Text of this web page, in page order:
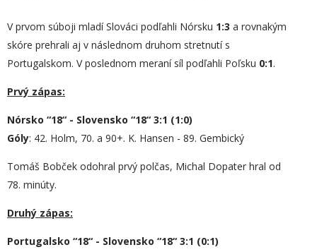
V prvom súboji mladí Slováci podľahli Nórsku 1:3 a rovnakým
skóre prehrali aj v následnom druhom stretnutí s
Portugalskom. V poslednom meraní síl podľahli Poľsku 0:1.
Prvý zápas:
Nórsko “18“ - Slovensko “18“ 3:1 (1:0)
Góly: 42. Holm, 70. a 90+. K. Hansen - 89. Gembický
Tomáš Bobček odohral prvý polčas, Michal Dopater hral od
78. minúty.
Druhý zápas:
Portugalsko “18“ - Slovensko “18“ 3:1 (0:1)